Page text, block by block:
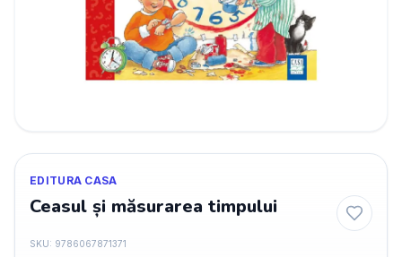
EDITURA CASA
Ceasul și măsurarea timpului
SKU: 9786067871371